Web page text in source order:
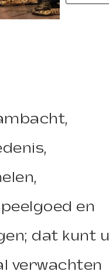
en
dat kunt u
verwachten